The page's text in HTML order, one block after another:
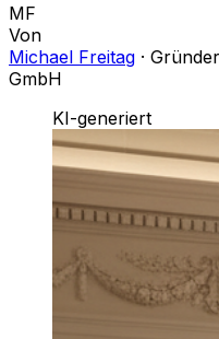
MF
Von
Michael Freitag ·
GmbH
KI-generiert